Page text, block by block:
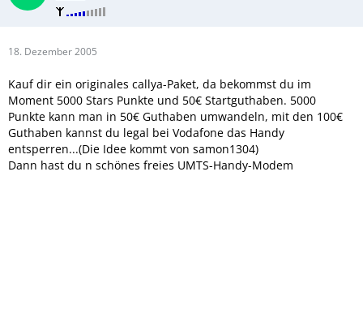
18. Dezember 2005
Kauf dir ein originales callya-Paket, da bekommst du im
Moment 5000 Stars Punkte und 50€ Startguthaben. 5000
Punkte kann man in 50€ Guthaben umwandeln, mit den 100€
Guthaben kannst du legal bei Vodafone das Handy
entsperren...(Die Idee kommt von samon1304)
Dann hast du n schönes freies UMTS-Handy-Modem